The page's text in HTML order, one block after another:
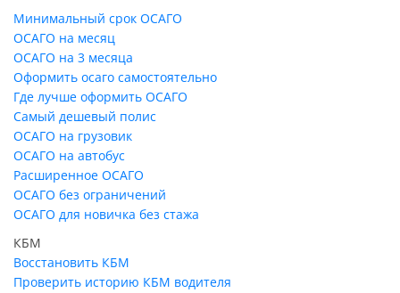
Минимальный срок ОСАГО
ОСАГО на месяц
ОСАГО на 3 месяца
Оформить осаго самостоятельно
Где лучше оформить ОСАГО
Самый дешевый полис
ОСАГО на грузовик
ОСАГО на автобус
Расширенное ОСАГО
ОСАГО без ограничений
ОСАГО для новичка без стажа
КБМ
Восстановить КБМ
Проверить историю КБМ водителя